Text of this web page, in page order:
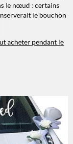
le nœud : certains
le bouchon
acheter pendant le